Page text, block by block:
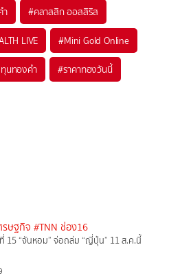
ำ #คลาสสิก ออสสิริส
LIVE #Mini Gold Online
นทองคำ #ราคาทองวันนี้
รษฐกิจ #TNN ช่อง16
15 “จันหอม” จ่อถล่ม “ญี่ปุ่น” 11 ส.ค.นี้